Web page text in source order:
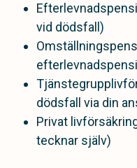
vid dödsfall)
dödsfall via din
Privat
tecknar själv)